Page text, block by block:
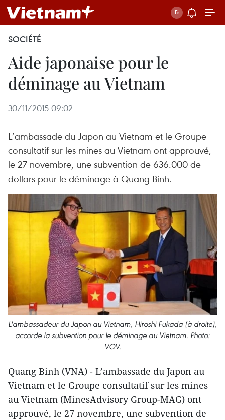
SOCIÉTÉ
Aide japonaise pour le
déminage au Vietnam
30/11/2015 09:02
L’ambassade du Japon au Vietnam et le Groupe
consultatif sur les mines au Vietnam ont approuvé,
le 27 novembre, une subvention de 636.000 de
dollars pour le déminage à Quang Binh.
L'ambassadeur du Japon au Vietnam, Hiroshi Fukada (à droite),
accorde la subvention pour le déminage au Vietnam. Photo:
VOV.
Quang Binh (VNA) - L’​ambassade du Japon au
Vietnam et le Groupe consultatif sur les mines
au Vietnam (MinesAdvisory Group-MAG) ont
approuvé, le 27 novembre, une subvention de